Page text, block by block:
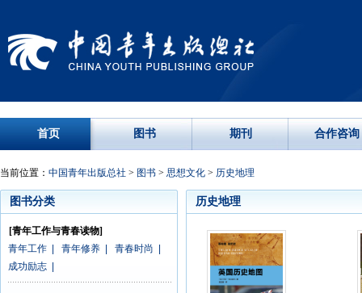
首页 图书 期刊 合作咨询
当前位置： 中国青年出版总社 > 图书 > 思想文化 > 历史地理
图书分类
[青年工作与青春读物]
青年工作
青年修养 青春时尚
成功励志
历史地理